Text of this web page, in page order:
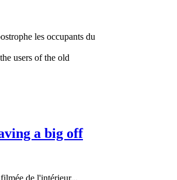
les occupants du
users of the old
a big off